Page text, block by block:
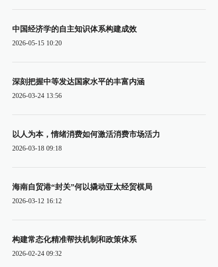
中国经济学的自主知识体系构建成效
2026-05-15 10:20
深刻把握中等发达国家水平的丰富内涵
2026-03-24 13:56
以人为本，情绪消费如何激活消费市场活力
2026-03-18 09:18
海南自贸港“封关”何以撬动亚太经贸棋局
2026-03-12 16:12
构建常态化精准帮扶机制和政策体系
2026-02-24 09:32